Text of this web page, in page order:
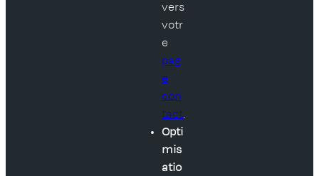
vers
votr
e
pag
e
con
tact
Opti
mis
atio